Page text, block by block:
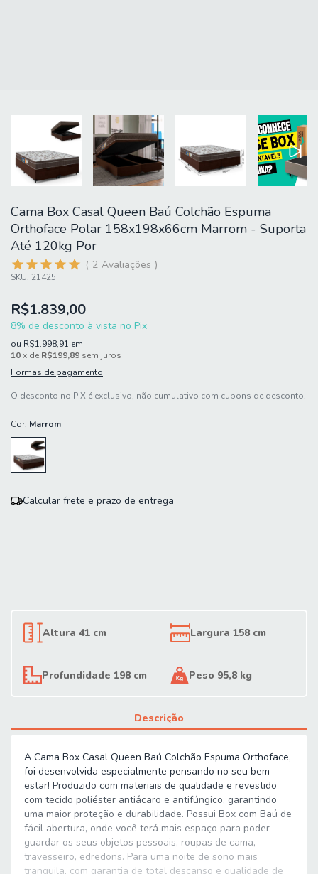
Cama Box Casal Queen Baú Colchão Espuma
Orthoface Polar 158x198x66cm Marrom - Suporta
Até 120kg Por
2 Avaliações
SKU: 21425
R$1.839,00
8% de desconto à vista no Pix
ou R$1.998,91 em
10x de R$199,89 sem juros
Formas de pagamento
O desconto no PIX é exclusivo, não cumulativo com cupons de desconto.
Cor: Marrom
Calcular frete e prazo de entrega
Altura 41 cm Largura 158 cm
Profundidade 198 cm Peso 95,8 kg
Descrição
A Cama Box Casal Queen Baú Colchão Espuma Orthoface,
foi desenvolvida especialmente pensando no seu bem-
estar! Produzido com materiais de qualidade e revestido
com tecido poliéster antiácaro e antifúngico, garantindo
uma maior proteção e durabilidade. Possui Box com Baú de
fácil abertura, onde você terá mais espaço para poder
guardar os seus objetos pessoais, roupas de cama,
travesseiro, edredons. Para uma noite de sono mais
tranquila, com garantia de total descanso e qualidade de